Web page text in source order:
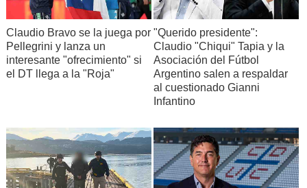
Claudio Bravo se la juega por
Pellegrini y lanza un
interesante "ofrecimiento" si
el DT llega a la "Roja"
"Querido presidente":
Claudio "Chiqui" Tapia y la
Asociación del Fútbol
Argentino salen a respaldar
al cuestionado Gianni
Infantino